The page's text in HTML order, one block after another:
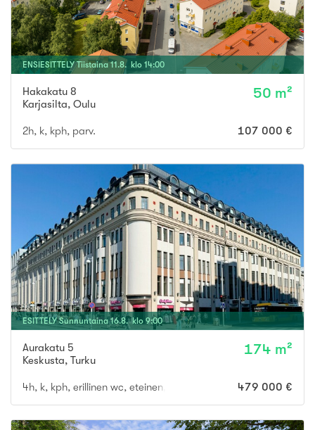
ENSIESITTELY Tiistaina 11 .8. klo 14:00
Hakakatu 8
Karjasilta, Oulu
50 m²
2h, k, kph, parv. 107 000 €
ESITTELY Sunnuntaina 16.8. klo 9:00
Aurakatu 5
Keskusta, Turku
174 m²
4h, k, kph, erillinen wc, eteinen, p 479 000 €